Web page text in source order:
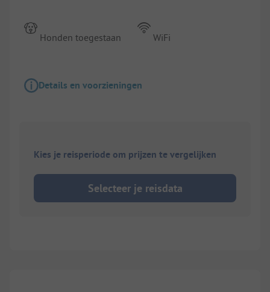
Honden toegestaan WiFi
Details en voorzieningen
Kies je reisperiode om prijzen te vergelijken
Selecteer je reisdata